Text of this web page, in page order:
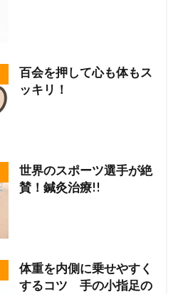
百会を押して心も体もス
ッキリ！
世界のスポーツ選手が絶
賛！鍼灸治療!!
体重を内側に乗せやすく
するコツ 手の小指足の